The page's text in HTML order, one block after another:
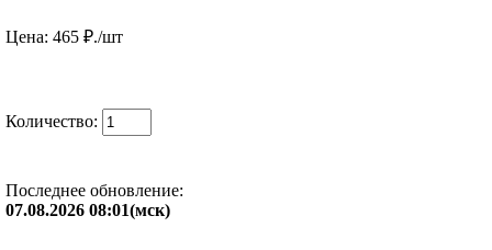
Цена: 465 ₽./шт
Количество:
Последнее обновление:
07.08.2026 08:01(мск)